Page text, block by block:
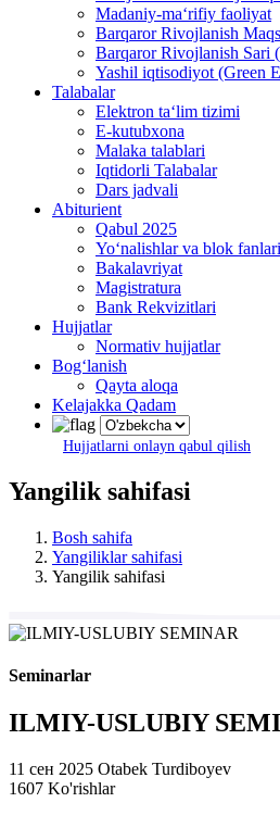
Madaniy-ma‘rifiy faoliyat
Barqaror Rivojlanish
Barqaror Rivojlanish Sari
Yashil iqtisodiyot (Green
Talabalar
Elektron ta‘lim tizimi
E-kutubxona
Malaka talablari
Iqtidorli Talabalar
Dars jadvali
Abiturient
Qabul 2025
Yo‘nalishlar va blok fanlari
Bakalavriyat
Magistratura
Bank Rekvizitlari
Hujjatlar
Normativ hujjatlar
Bog‘lanish
Qayta aloqa
Kelajakka Qadam
Hujjatlarni onlayn qabul qilish
Yangilik sahifasi
Bosh sahifa
Yangiliklar sahifasi
Yangilik sahifasi
Seminarlar
ILMIY-USLUBIY
11 сен 2025 Otabek Turdiboyev
1607 Ko'rishlar